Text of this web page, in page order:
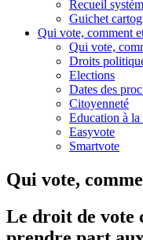
Recueil
Guichet
Qui vote, comment
Qui vote,
Droits
Elections
Dates des
Citoyenneté
Education à la
Easyvote
Smartvote
Qui vote,
Le droit de vote